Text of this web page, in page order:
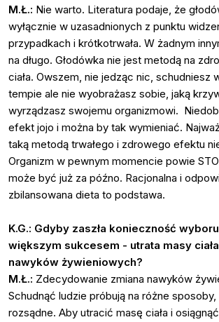
M.Ł.: Nie warto. Literatura podaje, że
wyłącznie w uzasadnionych z punktu
przypadkach i krótkotrwała. W żadnym
na długo. Głodówka nie jest metodą na
ciała. Owszem, nie jedząc nic, schudniesz
tempie ale nie wyobrażasz sobie, jaką
wyrządzasz swojemu organizmowi.
efekt jojo i można by tak wymieniać.
taką metodą trwałego i zdrowego efektu
Organizm w pewnym momencie powie
może być już za późno. Racjonalna i
zbilansowana dieta to podstawa.
K.G.: Gdyby zaszła konieczność
większym sukcesem - utrata masy
nawyków żywieniowych?
M.Ł.: Zdecydowanie zmiana nawyków
Schudnąć ludzie próbują na różne
rozsądne. Aby utracić masę ciała i